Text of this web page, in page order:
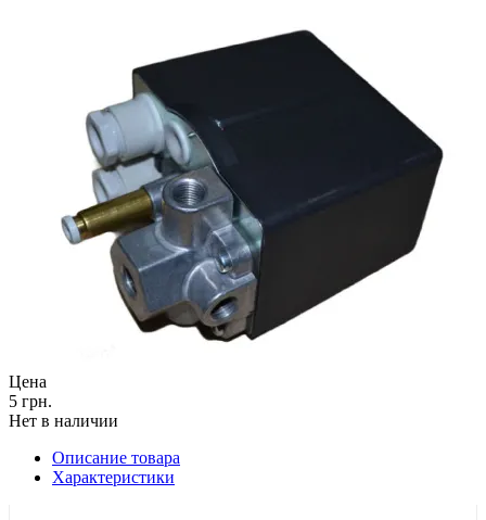
Цена
5 грн.
Нет в наличии
Описание товара
Характеристики